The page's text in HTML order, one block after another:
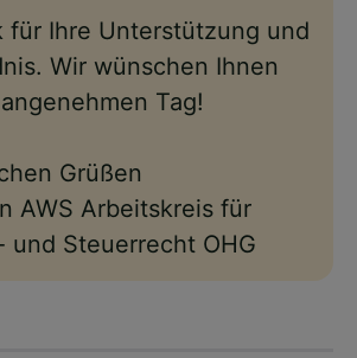
für Ihre Unterstützung und
Wir wünschen Ihnen
Tag!
Grüßen
AWS Arbeitskreis für
und Steuerrecht OHG